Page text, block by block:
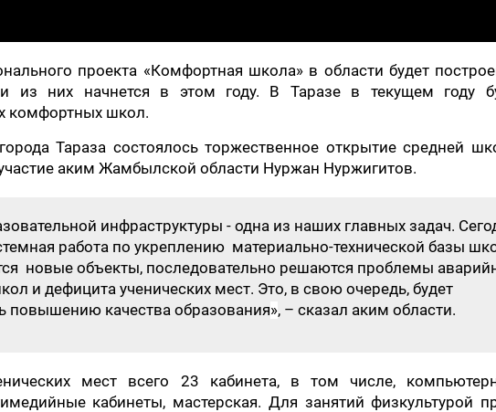
проекта «Комфортная школа» в области будет
из них начнется в этом году. В Таразе в текущем году
комфортных школ.
Тараза состоялось торжественное открытие средней
аким Жамбылской области Нуржан Нуржигитов.
инфраструктуры - одна из наших главных задач.
работа по укреплению материально-технической базы
новые объекты, последовательно решаются проблемы
и дефицита ученических мест. Это, в свою очередь, будет
повышению качества образования», – сказал аким области.
мест всего 23 кабинета, в том числе,
кабинеты, мастерская. Для занятий физкультурой